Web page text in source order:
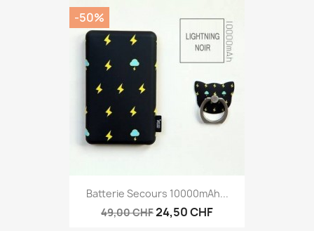
Batterie Secours 10000mAh...
49,00 CHF24,50 CHF
-50%